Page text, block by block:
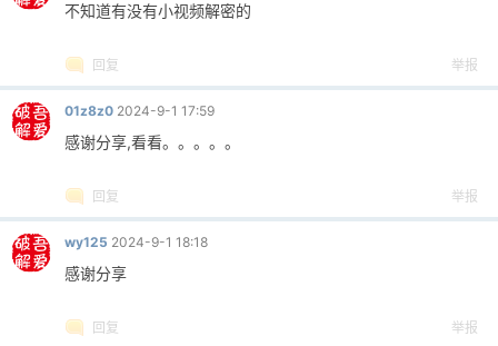
不知道有没有小视频解密的
回复 举报
01z8z0 2024-9-1 17:59
感谢分享,看看。。。。。
回复 举报
wy125 2024-9-1 18:18
感谢分享
回复 举报